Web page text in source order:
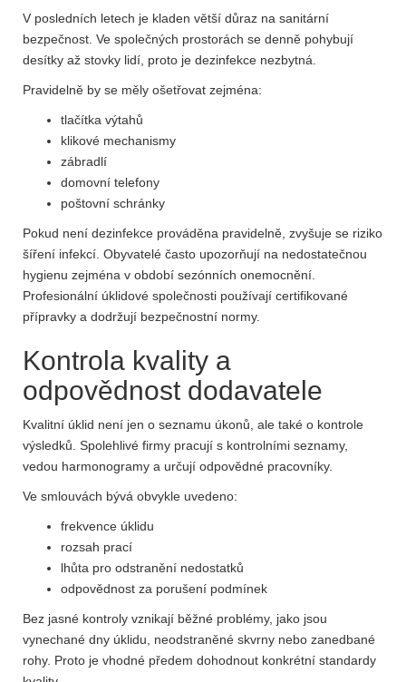
V posledních letech je kladen větší důraz na sanitární
bezpečnost. Ve společných prostorách se denně pohybují
desítky až stovky lidí, proto je dezinfekce nezbytná.
Pravidelně by se měly ošetřovat zejména:
tlačítka výtahů
klikové mechanismy
zábradlí
domovní telefony
poštovní schránky
Pokud není dezinfekce prováděna pravidelně, zvyšuje se riziko
šíření infekcí. Obyvatelé často upozorňují na nedostatečnou
hygienu zejména v období sezónních onemocnění.
Profesionální úklidové společnosti používají certifikované
přípravky a dodržují bezpečnostní normy.
Kontrola kvality a
odpovědnost dodavatele
Kvalitní úklid není jen o seznamu úkonů, ale také o kontrole
výsledků. Spolehlivé firmy pracují s kontrolními seznamy,
vedou harmonogramy a určují odpovědné pracovníky.
Ve smlouvách bývá obvykle uvedeno:
frekvence úklidu
rozsah prací
lhůta pro odstranění nedostatků
odpovědnost za porušení podmínek
Bez jasné kontroly vznikají běžné problémy, jako jsou
vynechané dny úklidu, neodstraněné skvrny nebo zanedbané
rohy. Proto je vhodné předem dohodnout konkrétní standardy